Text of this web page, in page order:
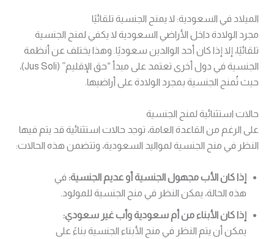
الميلاد في السعودية: لا يمنح الجنسية تلقائيًا
مجرد الولادة داخل الأراضي السعودية لا يكفي لمنح الجنسية
تلقائيًا، إلا إذا كان أحد الوالدين سعوديًا. وهذا يختلف عن أنظمة
الجنسية في دول أخرى تعتمد على مبدأ “حق الإقليم” (Jus Soli)،
حيث تُمنح الجنسية بمجرد الولادة على أراضيها.
حالات استثنائية لمنح الجنسية
على الرغم من القاعدة العامة، توجد حالات استثنائية قد يتم فيها
النظر في منح الجنسية لمواليد السعودية، وتتضمن هذه الحالات:
إذا كان الأب مجهول الجنسية أو عديم الجنسية: في
هذه الحالة، يمكن النظر في منح الجنسية للمولود.
إذا كان الأبناء من أم سعودية وأب غير سعودي:
يمكن أن يتم النظر في منح الأبناء الجنسية بناءً على